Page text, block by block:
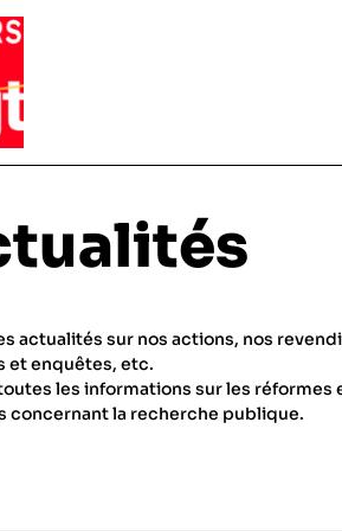
SYNDICAT
et comment Adhérer
de travail
actualités sur nos actions, nos
et enquêtes, etc.
les informations sur les réformes
concernant la recherche publique.